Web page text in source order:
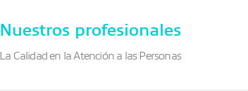
Nuestros profesionales
La Calidad en la Atención a las Personas